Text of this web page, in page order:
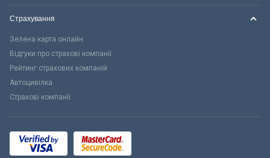
Страхування
Зелена карта онлайн
Відгуки про страхові компанії
Рейтинг страхових компаній
Автоцивілка
Страхові компанії